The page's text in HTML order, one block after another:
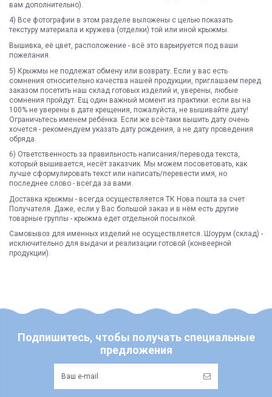
вам дополнительно).
4) Все фотографии в этом разделе выложены с целью показать
текстуру материала и кружева (отделки) той или иной крыжмы.
Вышивка, её цвет, расположение - всё это варьируется под ваши
пожелания.
5) Крыжмы не подлежат обмену или возврату. Если у вас есть
сомнения относительно качества нашей продукции, приглашаем перед
заказом посетить наш склад готовых изделий и, уверены, любые
сомнения пройдут. Ещ один важный момент из практики: если вы на
100% не уверены в дате крещения, пожалуйста, не вышивайте дату!
Ограничьтесь именем ребёнка. Если же всё-таки вышить дату очень
хочется - рекомендуем указать дату рождения, а не дату проведения
обряда.
6) Ответственность за правильность написания/перевода текста,
который вышивается, несёт заказчик. Мы можем посоветовать, как
лучше сформулировать текст или написать/перевести имя, но
последнее слово - всегда за вами.
Доставка крыжмы - всегда осуществляется ТК Нова пошта за счет
Получателя. Даже, если у Вас большой заказ и в нём есть другие
товарные группы - крыжма едет отдельной посылкой.
Самовывоз для именных изделий не осуществляется. Шоурум (склад) -
исключительно для выдачи и реализации готовой (конвеерной
продукции).
Доставка по Украине Новая почта
Бренд
Новый товар
ЧИ Є БЕЗКОШТОВНА ДОСТАВКА?
Безкоштовна доставка по Україні можлива виключно у відділення ТК
для 100% передоплачених замовлень від 7500 грн
розповсюджується на післяплату та адресну доставку)
ЯКІ ВАРІАНТИ ОПЛАТИ? ЧИ Є "ПАКУНОК МАЛЮКА"?
поверненню НЕ ПІДЛЯГАЮТЬ наступні категоріі товарів
- аксесуари для дитячих візочків та автокрісел, в тому числі:
козирки, матрасики, вкладиші, простинки та подушки;
- пір’яно-пухові та хутряні вироби натуральні або штучні (в
тому числі: конверти, футмуфи, вироби з натуральною чи
Подпишитесь, чтобы получать специальные
предложения